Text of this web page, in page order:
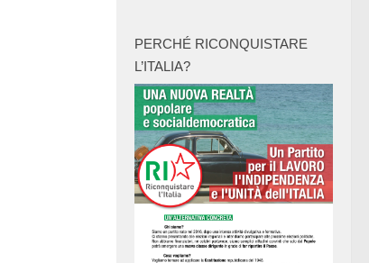
PERCHÉ RICONQUISTARE
L’ITALIA?